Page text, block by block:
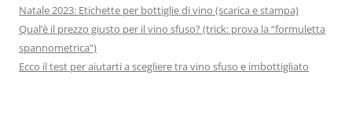
Natale 2023: Etichette per bottiglie di vino (scarica e stampa)
Qual’è il prezzo giusto per il vino sfuso? (trick: prova la “formuletta
spannometrica”)
Ecco il test per aiutarti a scegliere tra vino sfuso e imbottigliato